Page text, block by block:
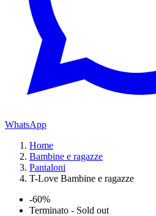
WhatsApp
Home
Bambine e ragazze
Pantaloni
T-Love Bambine e ragazze
-60%
Terminato - Sold out